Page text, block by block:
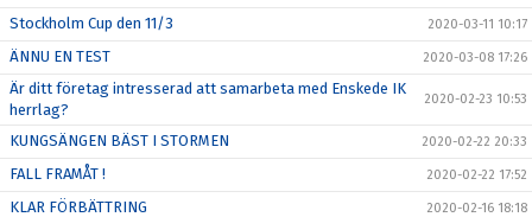
Stockholm Cup den 11/3 2020-03-11 10:17
ÄNNU EN TEST 2020-03-08 17:26
Är ditt företag intresserad att samarbeta med Enskede IK
herrlag?
2020-02-23 10:53
KUNGSÄNGEN BÄST I STORMEN 2020-02-22 20:33
FALL FRAMÅT ! 2020-02-22 17:52
KLAR FÖRBÄTTRING 2020-02-16 18:18